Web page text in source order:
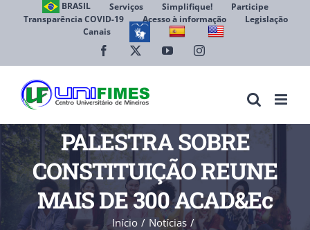
BRASIL Serviços Simplifique!
Participe
Transparência COVID-19
Acesso à informação
Legislação
Canais
Facebook YouTubeInstagram
PALESTRA SOBRE
CONSTITUIÇÃO REUNE
MAIS DE 300 ACAD&Ec
Início
Notícias